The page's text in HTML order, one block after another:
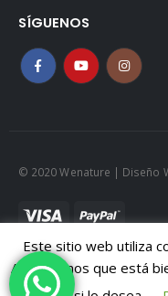
SÍGUENOS
© 2020 Wenature | Diseño
Mapa web| Políticad de
Aviso legal
Este sitio web utiliza
Asumiremos que está